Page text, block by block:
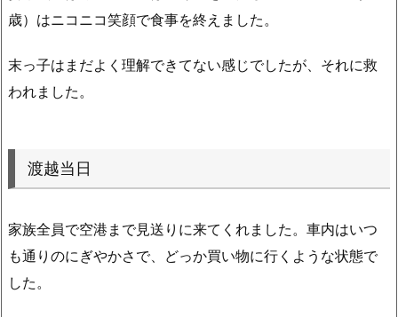
歳）はニコニコ笑顔で食事を終えました。
末っ子はまだよく理解できてない感じでしたが、それに救
われました。
渡越当日
家族全員で空港まで見送りに来てくれました。車内はいつ
も通りのにぎやかさで、どっか買い物に行くような状態で
した。